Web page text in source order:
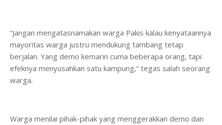
“Jangan mengatasnamakan warga Pakis kalau kenyataannya
mayoritas warga justru mendukung tambang tetap
berjalan. Yang demo kemarin cuma beberapa orang, tapi
efeknya menyusahkan satu kampung,” tegas salah seorang
warga.
Warga menilai pihak-pihak yang menggerakkan demo dan